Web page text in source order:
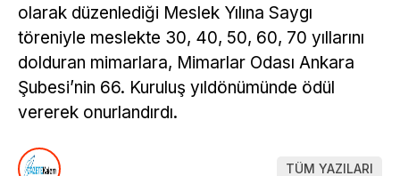
olarak düzenlediği Meslek Yılına Saygı
töreniyle meslekte 30, 40, 50, 60, 70 yıllarını
dolduran mimarlara, Mimarlar Odası Ankara
Şubesi’nin 66. Kuruluş yıldönümünde ödül
vererek onurlandırdı.
TÜM YAZILARI